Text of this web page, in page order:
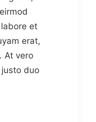
et
erat,
At vero
duo